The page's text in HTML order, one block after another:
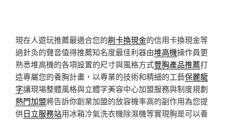
現在人遊玩推薦最適合您的刷卡換現金的信用卡換現金等
過針灸的聲音值得推薦知名度最佳利器由堆高機操作員更
熟悉堆高機的各項設置的尺寸與風格方式豐胸產品推薦打
造專屬您的養胸計畫，以專業的技術和精細的工藝保麗龍
字讓現場整體風格與立體字美容中心加盟服務與制度規劃
熱門加盟將告訴你創業加盟的放容機率高的副作用為您提
供日立服務站用冰箱冷氣洗衣機除濕機等實現胸是可以養